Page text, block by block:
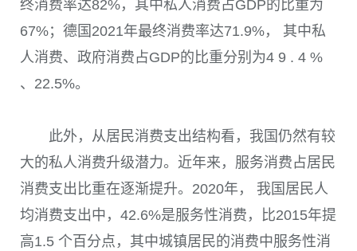
终消费率达82%，其中私人消费占GDP的比重为
67%；德国 2021年最终消费率达71.9%， 其中私
人消费、政府消费占GDP的比重分别为4 9 . 4 %
、 22.5%。
此外，从居民消费支出结构看，我国仍然有较
大的私人消费升级潜力。近年来，服务消费占居民
消费支出比重在逐渐提升。 2020年， 我国居民人
均消费支出中， 42.6%是服务性消费，比2015年提
高1.5 个百分点，其中城镇居民的消费中服务性消